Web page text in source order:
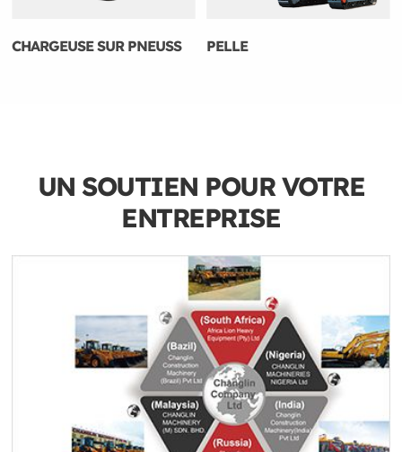
CHARGEUSE SUR PNEUSS PELLE
UN SOUTIEN POUR VOTRE
ENTREPRISE